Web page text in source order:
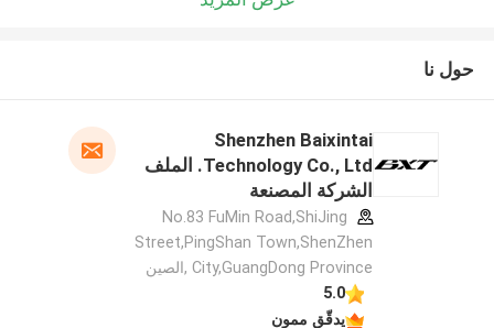
حول نا
Shenzhen Baixintai
Technology Co., Ltd. الملف
الشركة المصنعة
No.83 FuMin Road,ShiJing
Street,PingShan Town,ShenZhen
City,GuangDong Province ,الصين
5.0
يدقّق ممون